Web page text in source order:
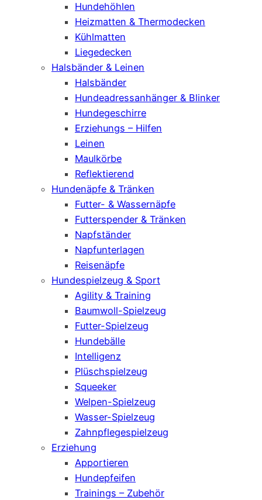
Hundehöhlen
Heizmatten & Thermodecken
Kühlmatten
Liegedecken
Halsbänder & Leinen
Halsbänder
Hundeadressanhänger & Blinker
Hundegeschirre
Erziehungs – Hilfen
Leinen
Maulkörbe
Reflektierend
Hundenäpfe & Tränken
Futter- & Wassernäpfe
Futterspender & Tränken
Napfständer
Napfunterlagen
Reisenäpfe
Hundespielzeug & Sport
Agility & Training
Baumwoll-Spielzeug
Futter-Spielzeug
Hundebälle
Intelligenz
Plüschspielzeug
Squeeker
Welpen-Spielzeug
Wasser-Spielzeug
Zahnpflegespielzeug
Erziehung
Apportieren
Hundepfeifen
Trainings – Zubehör